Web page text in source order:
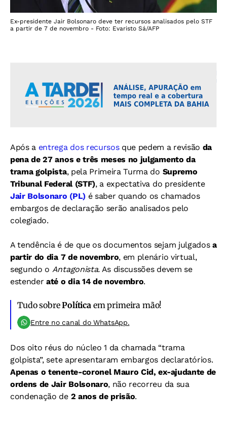
Ex-presidente Jair Bolsonaro deve ter recursos analisados pelo STF
a partir de 7 de novembro - Foto: Evaristo Sá/AFP
Após a entrega dos recursosque pedem a revisão da
pena de 27 anos e três meses no julgamento da
trama golpista, pela Primeira Turma do Supremo
Tribunal Federal (STF), a expectativa do presidente
Jair Bolsonaro (PL)é saber quando os chamados
embargos de declaração serão analisados pelo
colegiado.
A tendência é de que os documentos sejam julgados a
partir do dia 7 de novembro, em plenário virtual,
segundo o Antagonista.As discussões devem se
estenderaté o dia 14 de novembro.
Tudo sobrePolítica em primeira mão!
Entre no canal do WhatsApp.
Dos oito réus do núcleo 1 da chamada “trama
golpista”, sete apresentaram embargos declaratórios.
Apenas o tenente-coronel Mauro Cid, ex-ajudante de
ordens de Jair Bolsonaro, não recorreu da sua
condenação de 2 anos de prisão.